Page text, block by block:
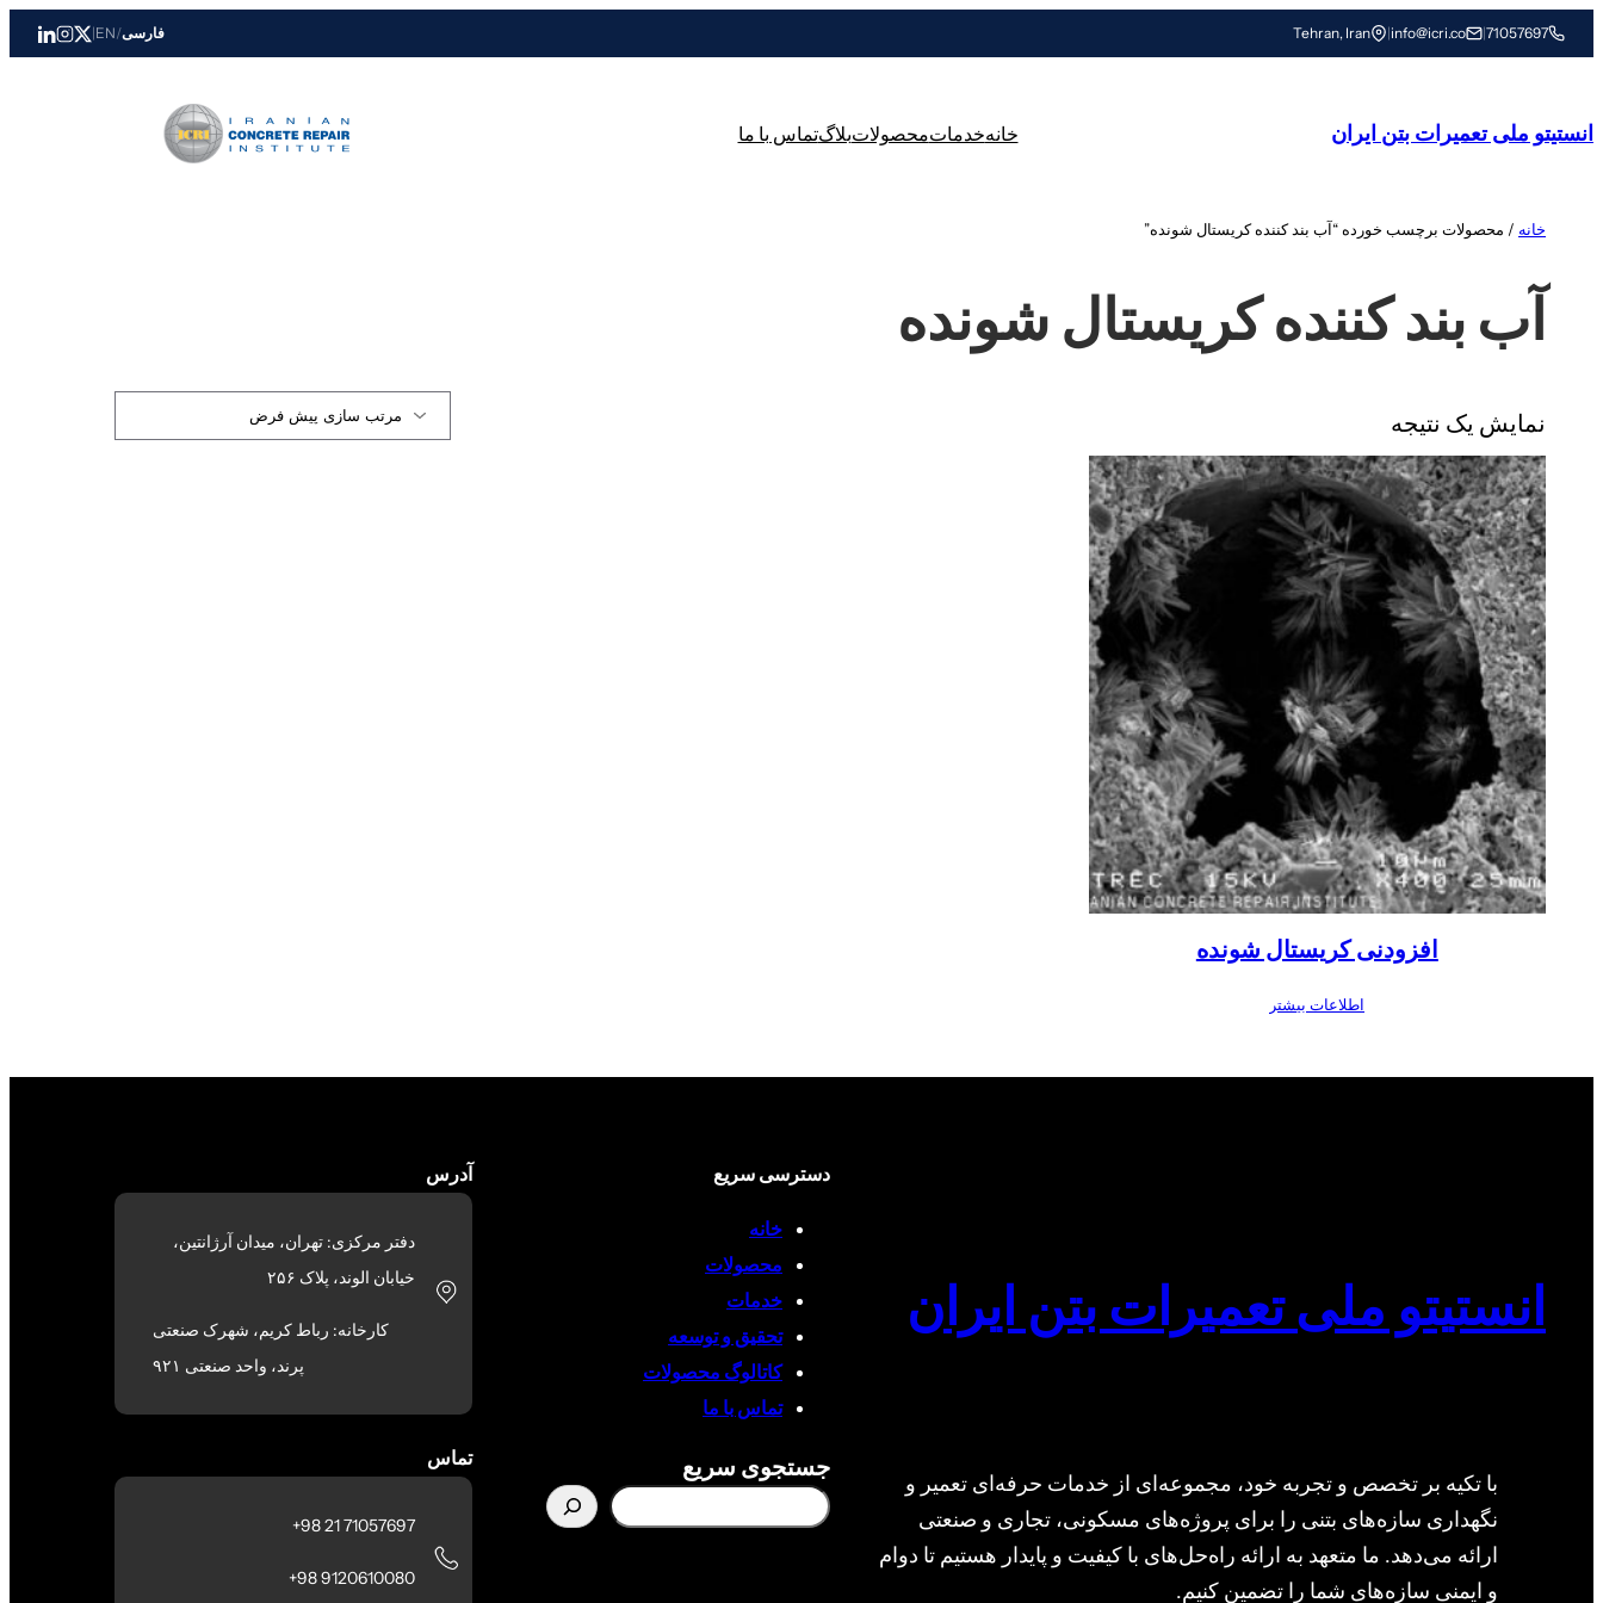
رفتن
به
71057697
|
info@icri.co
|
Tehran, Iran فارسی/
EN
|
انستیتو ملی تعمیرات بتن ایران خانهخدماتمحصولاتبلاگتماس با ما
خانه / محصولات برچسب خورده “آب بند کننده کریستال شونده”
آب بند کننده کریستال شونده
نمایش یک نتیجه
افزودنی کریستال شونده
اطلاعات بیشتر
انستیتو ملی تعمیرات بتن ایران
با تکیه بر تخصص و تجربه خود، مجموعه‌ای از خدمات حرفه‌ای تعمیر و
نگهداری سازه‌های بتنی را برای پروژه‌های مسکونی، تجاری و صنعتی
ارائه می‌دهد. ما متعهد به ارائه راه‌حل‌های با کیفیت و پایدار هستیم تا دوام
و ایمنی سازه‌های شما را تضمین کنیم.
دسترسی سریع
خانه
محصولات
خدمات
تحقیق و توسعه
کاتالوگ محصولات
تماس با ما
جستجوی سریع
آدرس
دفتر مرکزی: تهران، میدان آرژانتین،
خیابان الوند، پلاک ۲۵۶
کارخانه: رباط کریم، شهرک صنعتی
پرند، واحد صنعتی ۹۲۱
تماس
71057697 21 98+
9120610080 98+